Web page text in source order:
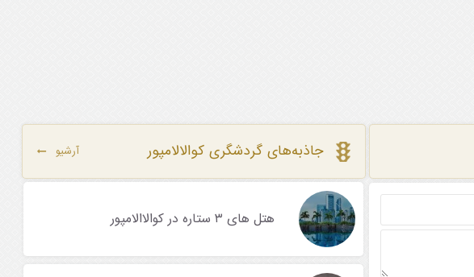
جاذبه‌های گردشگری کوالالامپور آرشیو
هتل های ۳ ستاره در کوالاالامپور